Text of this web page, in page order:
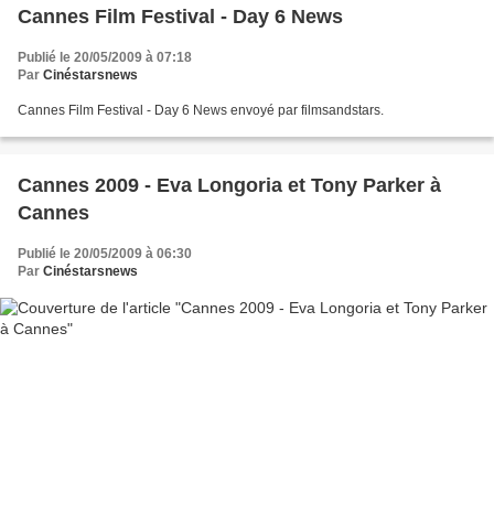
Cannes Film Festival - Day 6 News
Publié le 20/05/2009 à 07:18
Par Cinéstarsnews
Cannes Film Festival - Day 6 News envoyé par filmsandstars.
Cannes 2009 - Eva Longoria et Tony Parker à
Cannes
Publié le 20/05/2009 à 06:30
Par Cinéstarsnews